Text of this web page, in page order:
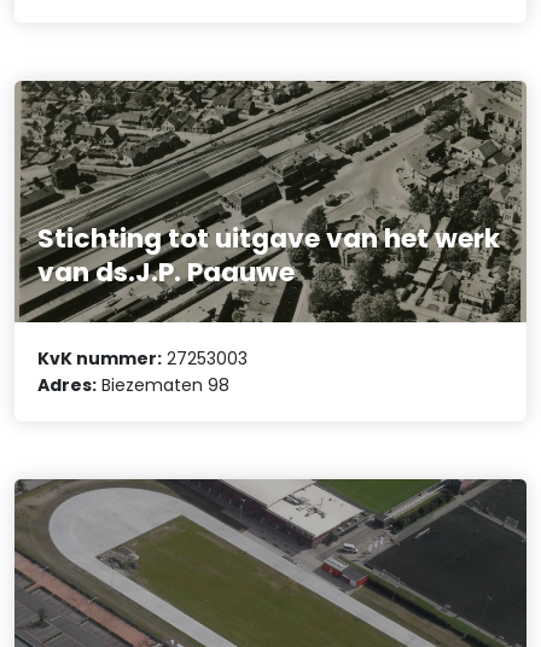
Stichting tot uitgave van het werk
van ds.J.P. Paauwe
KvK nummer: 27253003
Adres: Biezematen 98